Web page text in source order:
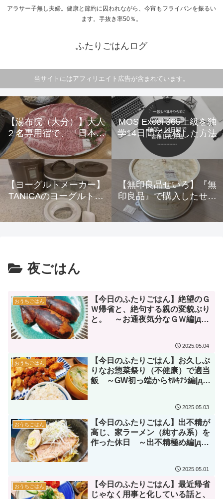
アラサー子無し夫婦。健康と節約に囚われながら、今宵もフライパンを振るい
ます。手抜き率50％。
ふたりごはんログ
当サイトにはアフィリエイト広告が含まれています。
【湯布院（大分）】大人
２名専用宿で、『日本一
美味しいすき焼き』と露
天風呂付平屋離れで大満
足！ ～由布の彩 ＹＡ
ＤＯＹＡ おおはし～
【レビュー】
MOS Excel 365上級を独
学14日間で合格した方法
【ヨーグルトメーカー】
TANICAのヨーグルトメ
ーカー『KAMOSICO(カ
モシコ)』 を購入して6か
【無印良品せいろ】『無
印良品』で購入したせい
ろ紹介 ～使用、収納方
法、実際に使用した感想
夜ごはん
おうちごはん
【今日のふたりごはん】絶望のＧ
Ｗ帰省と、絶句する親の変貌ぶり
と。 ～お通夜気分なＧＷ編|дﾟ)
2025.05.04
おうちごはん
【今日のふたりごはん】お久しぶ
りなお惣菜祭り（不健康）で適当
飯 ～GW初っ端からﾔﾙｷﾅｼ編|дﾟ)
2025.05.03
おうちごはん
【今日のふたりごはん】出不精が
高じ、家ラーメン（純すみ系）を
作った休日 ～出不精極め編|дﾟ)
2025.05.01
おうちごはん
【今日のふたりごはん】最近帰省
じゃなく用事と化している話と、